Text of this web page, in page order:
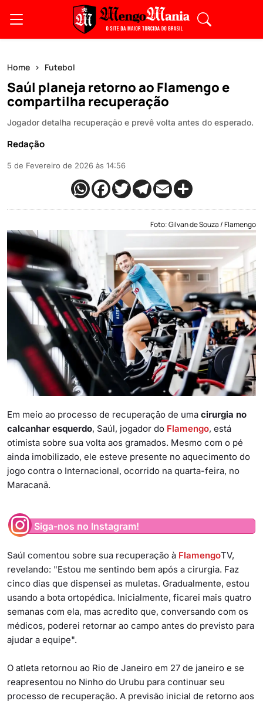
Home Futebol
Saúl planeja retorno ao Flamengo e
compartilha recuperação
Jogador detalha recuperação e prevê volta antes do esperado.
Redação
5 de Fevereiro de 2026 às 14:56
Foto: Gilvan de Souza / Flamengo
Em meio ao processo de recuperação de uma cirurgia no
calcanhar esquerdo, Saúl, jogador do Flamengo, está
otimista sobre sua volta aos gramados. Mesmo com o pé
ainda imobilizado, ele esteve presente no aquecimento do
jogo contra o Internacional, ocorrido na quarta-feira, no
Maracanã.
Siga-nos no Instagram!
Saúl comentou sobre sua recuperação à FlamengoTV,
revelando: "Estou me sentindo bem após a cirurgia. Faz
cinco dias que dispensei as muletas. Gradualmente, estou
usando a bota ortopédica. Inicialmente, ficarei mais quatro
semanas com ela, mas acredito que, conversando com os
médicos, poderei retornar ao campo antes do previsto para
ajudar a equipe".
O atleta retornou ao Rio de Janeiro em 27 de janeiro e se
reapresentou no Ninho do Urubu para continuar seu
processo de recuperação. A previsão inicial de retorno aos